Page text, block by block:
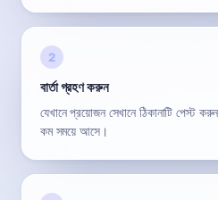
বার্তা গ্রহণ করুন
যেখানে প্রয়োজন সেখানে ঠিকানাটি পেস্ট
কম সময়ে আসে।